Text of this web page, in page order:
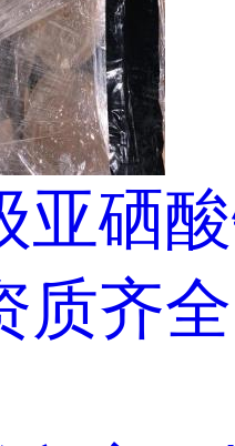
亚硒
质齐全